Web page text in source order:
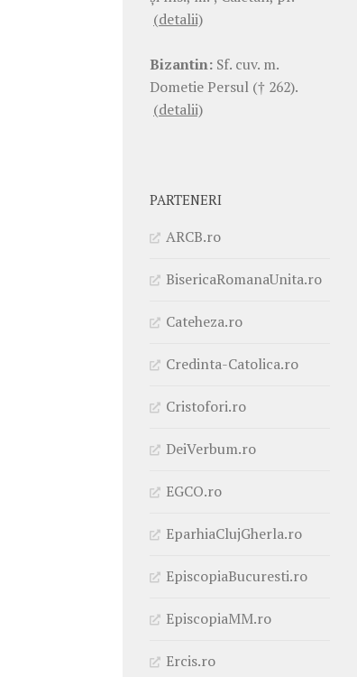
(detalii)
Bizantin: Sf. cuv. m.
Dometie Persul († 262).
(detalii)
PARTENERI
ARCB.ro
BisericaRomanaUnita.ro
Cateheza.ro
Credinta-Catolica.ro
Cristofori.ro
DeiVerbum.ro
EGCO.ro
EparhiaClujGherla.ro
EpiscopiaBucuresti.ro
EpiscopiaMM.ro
Ercis.ro